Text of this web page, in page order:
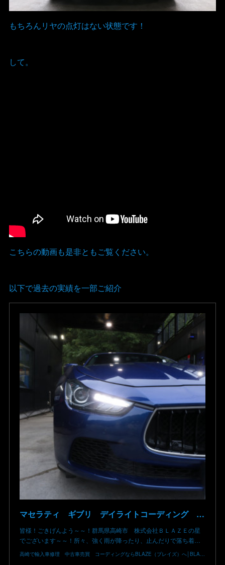
もちろんリヤの点灯はない状態です！
して。
こちらの動画も是非ともご覧ください。
以下で過去の実績を一部ご紹介
マセラティ ギブリ デイライトコーディング 群馬県高崎市 株式会社BLAZE
皆様！ごきげんよう～～！群馬県高崎市 株式会社ＢＬＡＺＥの星
でございます～～！所々、強く雨が降ったり、止んだりで落ち着…
高崎で輸入車修理 中古車売買 コーディングならBLAZE（ブレイズ）へ│BLAZE Total Car Support & Modify in Takasaki Gunma